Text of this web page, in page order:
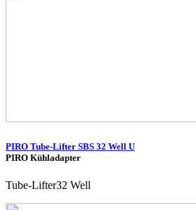
PIRO Tube-Lifter SBS 32 Well U
PIRO Kühladapter
Tube-Lifter32 Well